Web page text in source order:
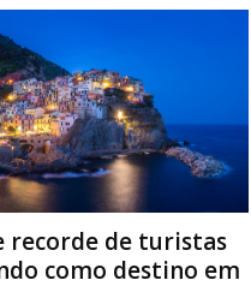
recorde de turistas
como destino em